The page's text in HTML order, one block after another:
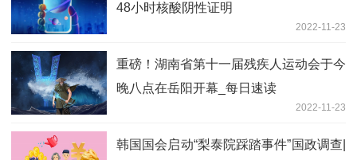
48小时核酸阴性证明
2022-11-23
重磅！湖南省第十一届残疾人运动会于今
晚八点在岳阳开幕_每日速读
2022-11-23
韩国国会启动“梨泰院踩踏事件”国政调查|